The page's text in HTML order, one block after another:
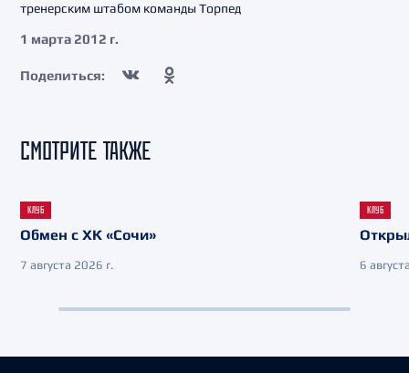
тренерским штабом команды Торпед
1 марта 2012 г.
Поделиться:
СМОТРИТЕ ТАКЖЕ
КЛУБ
Обмен с ХК «Сочи»
7 августа 2026 г.
КЛУБ
6